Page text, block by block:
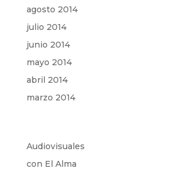
agosto 2014
julio 2014
junio 2014
mayo 2014
abril 2014
marzo 2014
Audiovisuales
con El Alma